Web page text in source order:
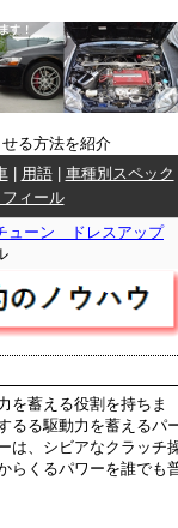
る方法を紹介
| 用語| 車種別スペック
ィール
ーン ドレスアップ
を蓄える役割を持ちま
るる駆動力を蓄えるパ
は、シビアなクラッチ
らくるパワーを誰でも